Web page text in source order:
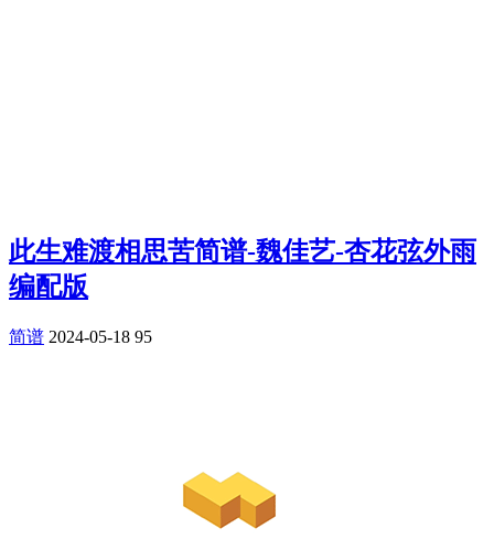
此生难渡相思苦简谱-魏佳艺-杏花弦外雨
编配版
简谱 2024-05-18 95